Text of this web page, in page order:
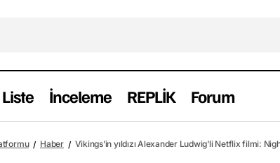
Liste İnceleme REPLİK Forum
Film Haber Yabancı Vikings’in yıldızı
Haber Vikings’in yıldızı Alexander Ludwig’li Netflix filmi: